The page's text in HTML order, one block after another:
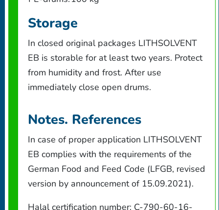
Storage
In closed original packages LITHSOLVENT
EB is storable for at least two years. Protect
from humidity and frost. After use
immediately close open drums.
Notes. References
In case of proper application LITHSOLVENT
EB complies with the requirements of the
German Food and Feed Code (LFGB, revised
version by announcement of 15.09.2021).
Halal certification number: C-790-60-16-